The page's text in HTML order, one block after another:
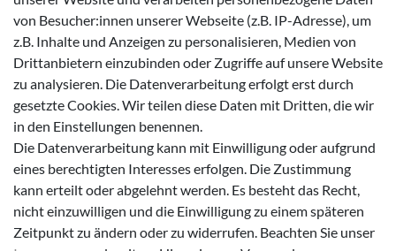
Zahlungsmöglichkeiten
Versanddienstleister
von Besucher:innen unserer Webseite (z.B. IP-Adresse), um
z.B. Inhalte und Anzeigen zu personalisieren, Medien von
Drittanbietern einzubinden oder Zugriffe auf unsere Website
zu analysieren. Die Datenverarbeitung erfolgt erst durch
gesetzte Cookies. Wir teilen diese Daten mit Dritten, die wir
in den Einstellungen benennen.
Die Datenverarbeitung kann mit Einwilligung oder aufgrund
eines berechtigten Interesses erfolgen. Die Zustimmung
kann erteilt oder abgelehnt werden. Es besteht das Recht,
nicht einzuwilligen und die Einwilligung zu einem späteren
Zeitpunkt zu ändern oder zu widerrufen. Beachten Sie unser